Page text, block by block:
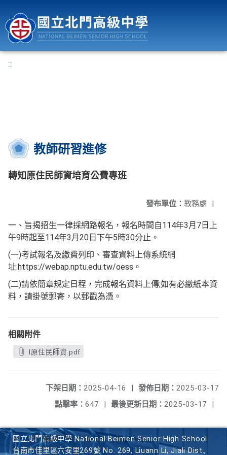
:::
教師研習進修
轉知原住民師資培育公費專班
發布單位： 教務處 |
一、旨揭招生一律採網路報名，報名時間自114年3月7日上
午9時起至114年3月20日下午5時30分止。
(一)考試報名及繳費列印、審查資料上傳系統網
址:https://webap.nptu.edu.tw/oess。
(二)請依簡章規定日程，完成報名資料上傳;如有必繳紙本資
料，請掛號郵寄，以郵戳為憑。
相關附件
l原住民師資.pdf
發佈日期： 2025-03-17
下架日期： 2025-04-16
|
最後更新日期： 2025-03-17 |
點擊率： 647 |
國立北門高級中學 National Beimen Senior High School
台南市佳里區六安里269號 No. 269, Liuann Li, Jiali Dist.,